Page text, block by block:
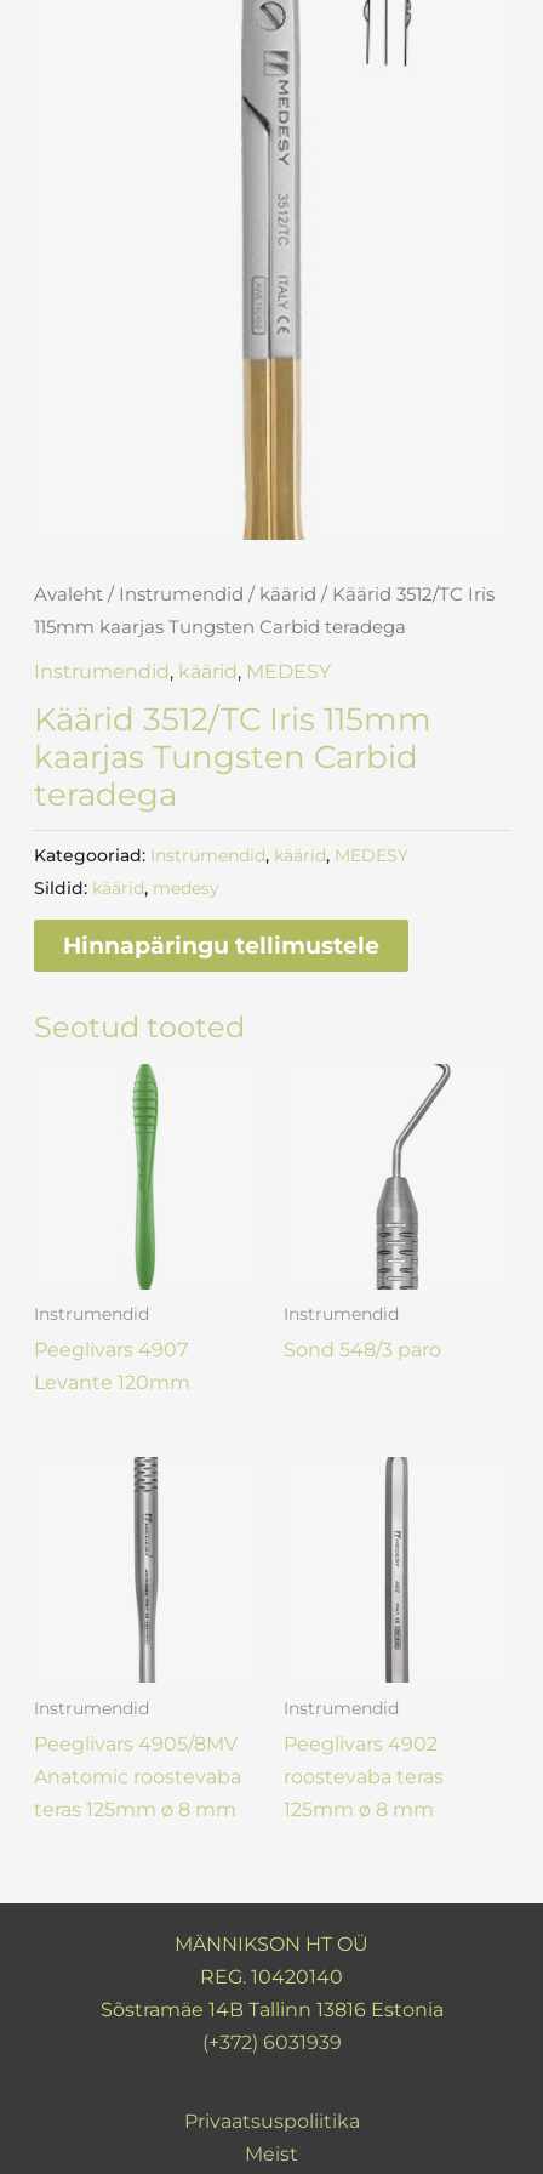
Avaleht / Instrumendid / käärid / Käärid 3512/TC Iris
115mm kaarjas Tungsten Carbid teradega
Instrumendid, käärid, MEDESY
Käärid 3512/TC Iris 115mm
kaarjas Tungsten Carbid
teradega
Kategooriad: Instrumendid, käärid, MEDESY
Sildid: käärid, medesy
Hinnapäringu tellimustele
Seotud tooted
Instrumendid
Peeglivars 4907
Levante 120mm
Instrumendid
Sond 548/3 paro
Instrumendid
Peeglivars 4905/8MV
Anatomic roostevaba
teras 125mm ø 8 mm
Instrumendid
Peeglivars 4902
roostevaba teras
125mm ø 8 mm
MÄNNIKSON HT OÜ
REG. 10420140
Sõstramäe 14B Tallinn 13816 Estonia
(+372) 6031939
Privaatsuspoliitika
Meist